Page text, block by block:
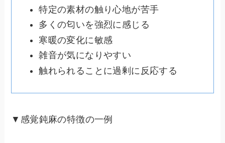
特定の素材の触り心地が苦手
多くの匂いを強烈に感じる
寒暖の変化に敏感
雑音が気になりやすい
触れられることに過剰に反応する
▼感覚鈍麻の特徴の一例